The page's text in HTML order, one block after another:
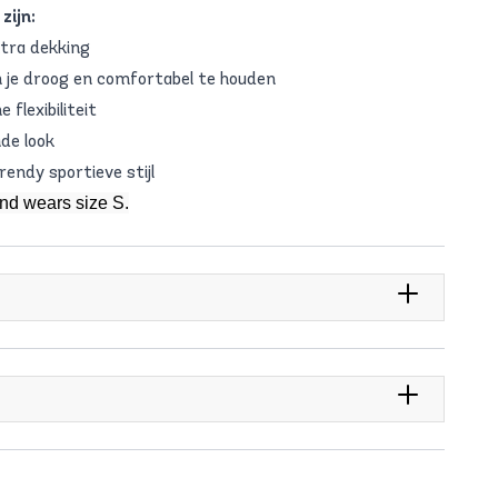
dekking
droog en comfortabel te houden
flexibiliteit
look
sportieve stijl
wears size S.